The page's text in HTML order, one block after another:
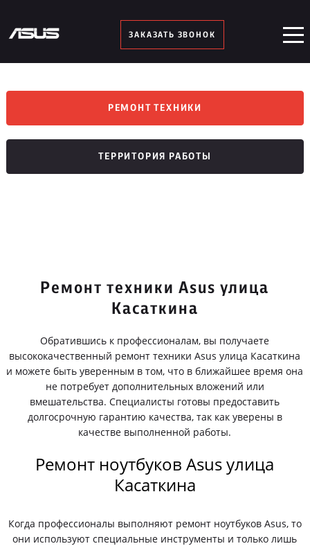
ЗАКАЗАТЬ ЗВОНОК
РЕМОНТ ТЕХНИКИ
ТЕРРИТОРИЯ РАБОТЫ
Ремонт техники Asus улица
Касаткина
Обратившись к профессионалам, вы получаете
высококачественный ремонт техники Asus улица Касаткина
и можете быть уверенным в том, что в ближайшее время она
не потребует дополнительных вложений или
вмешательства. Специалисты готовы предоставить
долгосрочную гарантию качества, так как уверены в
качестве выполненной работы.
Ремонт ноутбуков Asus улица
Касаткина
Когда профессионалы выполняют ремонт ноутбуков Asus, то
они используют специальные инструменты и только лишь